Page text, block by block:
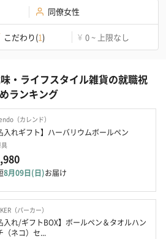
同僚女性
こだわり(1) ¥ 0 ~ 上限なし
・ライフスタイル雑貨の就職祝
ランキング
（カレンド）
入れギフト】ハーバリウムボールペン
8月09日(日)お届け
（パーカー）
入れ/ギフトBOX】ボールペン＆タオルハン
（ネコ）セ...